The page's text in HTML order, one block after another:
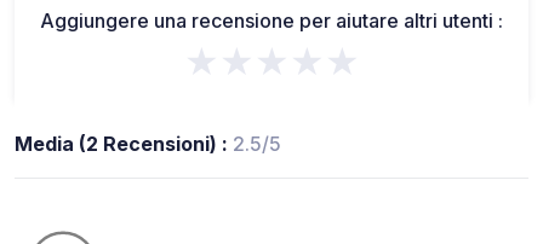
Aggiungere una recensione per aiutare altri utenti :
★★★★★
Media (2 Recensioni) : 2.5/5